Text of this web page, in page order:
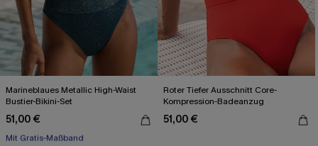
Marineblaues Metallic High-Waist
Bustier-Bikini-Set
51,00 €
Mit Gratis-Maßband
High waist
Roter Tiefer Ausschnitt Core-
Kompression-Badeanzug
51,00 €